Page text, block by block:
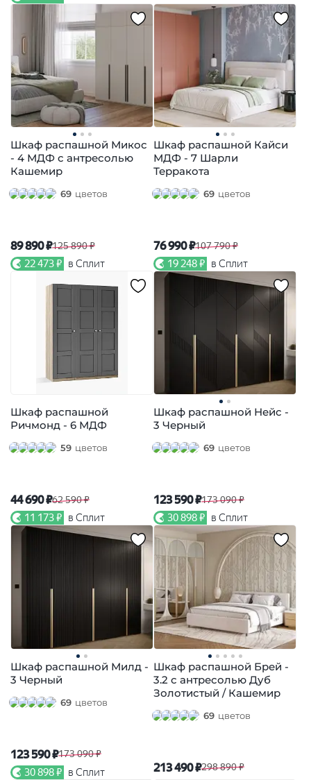
Шкаф распашной Микос
- 4 МДФ с антресолью
Кашемир
69 цветов
89 890 ₽125 890 ₽
22 473 ₽ в Сплит
Шкаф распашной Кайси
МДФ - 7 Шарли
Терракота
69 цветов
76 990 ₽107 790 ₽
19 248 ₽ в Сплит
Шкаф распашной
Ричмонд - 6 МДФ
59 цветов
44 690 ₽62 590 ₽
11 173 ₽ в Сплит
Шкаф распашной Нейс -
3 Черный
69 цветов
123 590 ₽173 090 ₽
30 898 ₽ в Сплит
Шкаф распашной Милд -
3 Черный
69 цветов
123 590 ₽173 090 ₽
30 898 ₽ в Сплит
Шкаф распашной Брей -
3.2 с антресолью Дуб
Золотистый / Кашемир
69 цветов
213 490 ₽298 890 ₽